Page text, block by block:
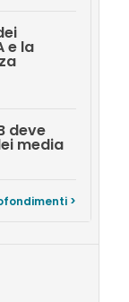
e la
deve
media
>